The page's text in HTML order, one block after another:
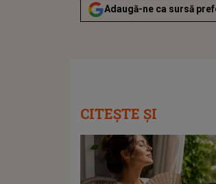
Adaugă-ne ca sursă
CITEȘTE ȘI